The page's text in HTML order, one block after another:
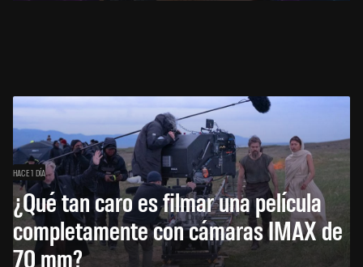
HACE 1 DÍA
¿Qué tan caro es filmar una película
completamente con cámaras IMAX de
70 mm?